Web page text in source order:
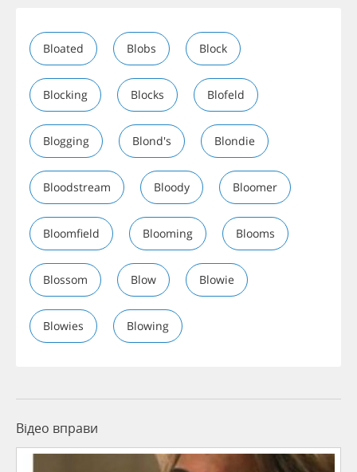
Bloated Blobs Block
Blocking Blocks Blofeld
Blogging Blond's Blondie
Bloodstream Bloody Bloomer
Bloomfield Blooming Blooms
Blossom Blow Blowie
Blowies Blowing
Відео вправи